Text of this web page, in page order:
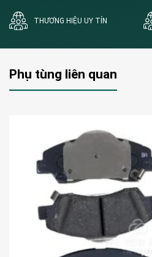
THƯƠNG HIỆU UY TÍN
Phụ tùng liên quan